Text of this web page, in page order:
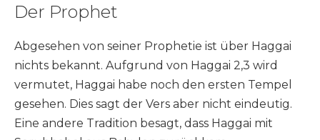
Der Prophet
Abgesehen von seiner Prophetie ist über Haggai
nichts bekannt. Aufgrund von Haggai 2,3 wird
vermutet, Haggai habe noch den ersten Tempel
gesehen. Dies sagt der Vers aber nicht eindeutig.
Eine andere Tradition besagt, dass Haggai mit